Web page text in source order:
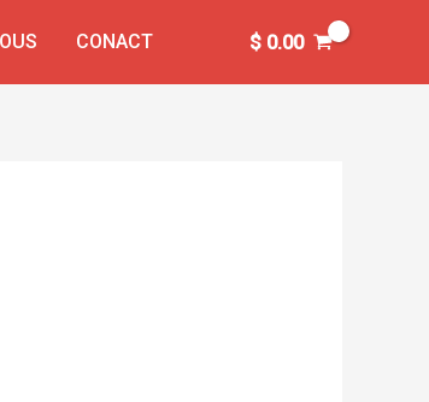
CONACT $0.00